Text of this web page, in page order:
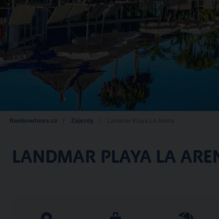
Rainbowtours.cz Zájezdy
LANDMAR PLAYA LA